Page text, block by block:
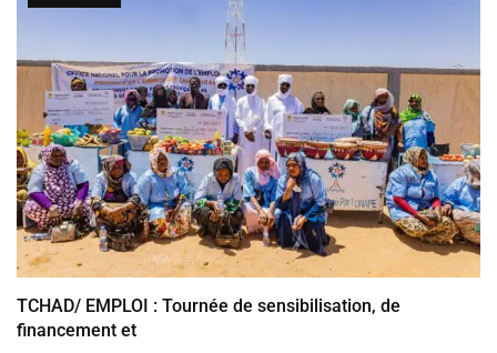
TCHAD/ EMPLOI : Tournée de sensibilisation, de
financement et